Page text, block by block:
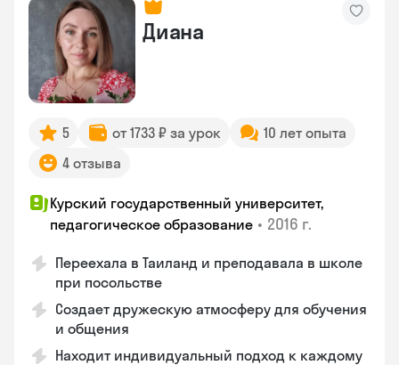
Диана
5 от 1733 ₽ за урок
10 лет опыта
4 отзыва
Курский государственный университет,
педагогическое образование • 2016 г.
Переехала в Таиланд и преподавала в школе
при посольстве
Создает дружескую атмосферу для обучения
и общения
Находит индивидуальный подход к каждому